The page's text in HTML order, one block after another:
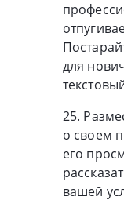
для
25.
о своем
его
вашей